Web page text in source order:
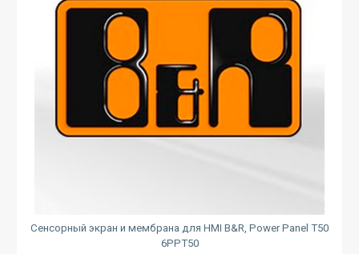
Сенсорный экран и мембрана для HMI B&R, Power Panel T50
6PPT50